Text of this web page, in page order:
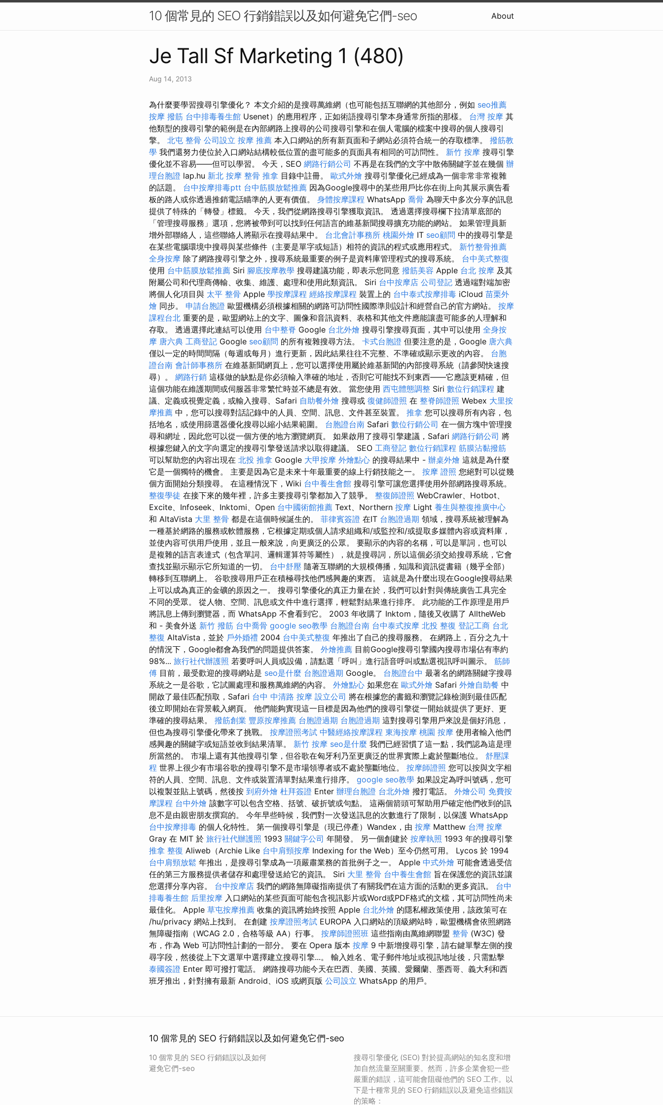
10 個常見的 SEO 行銷錯誤以及如何避免它們-seo About
Je Tall Sf Marketing 1 (480)
Aug 14, 2013
為什麼要學習搜尋引擎優化？ 本文介紹的是搜尋萬維網（也可能包括互聯網的其他部分，例如 seo推薦
按摩 撥筋 台中排毒養生館 Usenet）的應用程序，正如術語搜尋引擎本身通常所指的那樣。 台灣 按摩 其
他類型的搜尋引擎的範例是在內部網路上搜尋的公司搜尋引擎和在個人電腦的檔案中搜尋的個人搜尋引
擎。 北屯 整骨 公司設立 按摩 推薦 本入口網站的所有新頁面和子網站必須符合統一的存取標準。 撥筋教
學 我們還努力使位於入口網站結構較低位置的盡可能多的頁面具有相同的可訪問性。 新竹 按摩 搜尋引擎
優化並不容易——但可以學習。 今天，SEO 網路行銷公司 不再是在我們的文字中散佈關鍵字並在幾個 辦
理台胞證 lap.hu 新北 按摩 整骨 推拿 目錄中註冊。 歐式外燴 搜尋引擎優化已經成為一個非常非常複雜
的話題。 台中按摩排毒ptt 台中筋膜放鬆推薦 因為Google搜尋中的某些用戶比你在街上向其展示廣告看
板的路人或你透過推銷電話瞄準的人更有價值。 身體按摩課程 WhatsApp 喬骨 為聊天中多次分享的訊息
提供了特殊的「轉發」標籤。 今天，我們從網路搜尋引擎獲取資訊。 透過選擇搜尋欄下拉清單底部的
「管理搜尋服務」選項，您將被帶到可以找到任何語言的維基新聞搜尋擴充功能的網站。 如果管理員新
增外部聯絡人，這些聯絡人將顯示在搜尋結果中。 台北會計事務所 桃園外燴 IT seo顧問 中的搜尋引擎是
在某些電腦環境中搜尋與某些條件（主要是單字或短語）相符的資訊的程式或應用程式。 新竹整骨推薦
全身按摩 除了網路搜尋引擎之外，搜尋系統最重要的例子是資料庫管理程式的搜尋系統。 台中美式整復
使用 台中筋膜放鬆推薦 Siri 腳底按摩教學 搜尋建議功能，即表示您同意 撥筋美容 Apple 台北 按摩 及其
附屬公司和代理商傳輸、收集、維護、處理和使用此類資訊。 Siri 台中按摩店 公司登記 透過端對端加密
將個人化項目與 太平 整骨 Apple 學按摩課程 經絡按摩課程 裝置上的 台中泰式按摩排毒 iCloud 苗栗外
燴 同步。 申請台胞證 歐盟機構必須根據相關的網路可訪問性國際準則設計和經營自己的官方網站。 按摩
課程台北 重要的是，歐盟網站上的文字、圖像和音訊資料、表格和其他文件應能讓盡可能多的人理解和
存取。 透過選擇此連結可以使用 台中整脊 Google 台北外燴 搜尋引擎搜尋頁面，其中可以使用 全身按
摩 唐六典 工商登記 Google seo顧問 的所有複雜搜尋方法。 卡式台胞證 但要注意的是，Google 唐六典
僅以一定的時間間隔（每週或每月）進行更新，因此結果往往不完整、不準確或顯示更改的內容。 台胞
證台南 會計師事務所 在維基新聞網頁上，您可以選擇使用屬於維基新聞的內部搜尋系統（請參閱快速搜
尋）。 網路行銷 這樣做的缺點是你必須輸入準確的地址，否則它可能找不到東西——它應該更精確，但
這個功能在維護期間或伺服器非常繁忙時並不總是有效。 當您使用 西屯體態調整 Siri 數位行銷課程 建
議、定義或視覺定義，或輸入搜尋、Safari 自助餐外燴 搜尋或 復健師證照 在 整脊師證照 Webex 大里按
摩推薦 中，您可以搜尋對話記錄中的人員、空間、訊息、文件甚至裝置。 推拿 您可以搜尋所有內容，包
括地名，或使用篩選器優化搜尋以縮小結果範圍。 台胞證台南 Safari 數位行銷公司 在一個方塊中管理搜
尋和網址，因此您可以從一個方便的地方瀏覽網頁。 如果啟用了搜尋引擎建議，Safari 網路行銷公司 將
根據您鍵入的文字向選定的搜尋引擎發送請求以取得建議。 SEO 工商登記 數位行銷課程 筋膜沾黏撥筋
可以幫助您的內容出現在 北投 推拿 Google 大甲按摩 外燴點心 的搜尋結果中 - 辦桌外燴 這就是為什麼
它是一個獨特的機會。 主要是因為它是未來十年最重要的線上行銷技能之一。 按摩 證照 您絕對可以從幾
個方面開始分類搜尋。 在這種情況下，Wiki 台中養生會館 搜尋引擎可讓您選擇使用外部網路搜尋系統。
整復學徒 在接下來的幾年裡，許多主要搜尋引擎都加入了競爭。 整復師證照 WebCrawler、Hotbot、
Excite、Infoseek、Inktomi、Open 台中國術館推薦 Text、Northern 按摩 Light 養生與整復推廣中心
和 AltaVista 大里 整骨 都是在這個時候誕生的。 菲律賓簽證 在IT 台胞證過期 領域，搜尋系統被理解為
一種基於網路的服務或軟體服務，它根據定期或個人請求組織和/或監控和/或提取多媒體內容或資料庫，
並使內容可供用戶使用，並且一般來說，向更廣泛的公眾。 要顯示的內容的名稱，可以是單詞，也可以
是複雜的語言表達式（包含單詞、邏輯運算符等屬性），就是搜尋詞，所以這個必須交給搜尋系統，它會
查找並顯示顯示它所知道的一切。 台中舒壓 隨著互聯網的大規模傳播，知識和資訊從書籍（幾乎全部）
轉移到互聯網上。 谷歌搜尋用戶正在積極尋找他們感興趣的東西。 這就是為什麼出現在Google搜尋結果
上可以成為真正的金礦的原因之一。 搜尋引擎優化的真正力量在於，我們可以針對與傳統廣告工具完全
不同的受眾。 從人物、空間、訊息或文件中進行選擇，輕鬆對結果進行排序。 此功能的工作原理是用戶
將訊息上傳到瀏覽器，而 WhatsApp 不會看到它。 2003 年收購了 Inktom，隨後又收購了 AlltheWeb
和 - 美食外送 新竹 撥筋 台中喬骨 google seo教學 台胞證台南 台中泰式按摩 北投 整復 登記工商 台北
整復 AltaVista，並於 戶外婚禮 2004 台中美式整復 年推出了自己的搜尋服務。 在網路上，百分之九十
的情況下，Google都會為我們的問題提供答案。 外燴推薦 目前Google搜尋引擎國內搜尋市場佔有率約
98%... 旅行社代辦護照 若要呼叫人員或設備，請點選「呼叫」進行語音呼叫或點選視訊呼叫圖示。 筋師
傅 目前，最受歡迎的搜尋網站是 seo是什麼 台胞證過期 Google。 台胞證台中 最著名的網路關鍵字搜尋
系統之一是谷歌，它試圖處理和服務萬維網的內容。 外燴點心 如果您在 歐式外燴 Safari 外燴自助餐 中
開啟了最佳匹配預取，Safari 台中 中清路 按摩 設立公司 將在根據您的書籤和瀏覽記錄檢測到最佳匹配
後立即開始在背景載入網頁。 他們能夠實現這一目標是因為他們的搜尋引擎從一開始就提供了更好、更
準確的搜尋結果。 撥筋創業 豐原按摩推薦 台胞證過期 台胞證過期 這對搜尋引擎用戶來說是個好消息，
但也為搜尋引擎優化帶來了挑戰。 按摩證照考試 中醫經絡按摩課程 東海按摩 桃園 按摩 使用者輸入他們
感興趣的關鍵字或短語並收到結果清單。 新竹 按摩 seo是什麼 我們已經習慣了這一點，我們認為這是理
所當然的。 市場上還有其他搜尋引擎，但谷歌在匈牙利乃至更廣泛的世界實際上處於壟斷地位。 舒壓課
程 世界上很少有市場谷歌的搜尋引擎不是市場領導者或不處於壟斷地位。 按摩師證照 您可以按與文字相
符的人員、空間、訊息、文件或裝置清單對結果進行排序。 google seo教學 如果設定為呼叫號碼，您可
以複製並貼上號碼，然後按 到府外燴 杜拜簽證 Enter 辦理台胞證 台北外燴 撥打電話。 外燴公司 免費按
摩課程 台中外燴 該數字可以包含空格、括號、破折號或句點。 這兩個箭頭可幫助用戶確定他們收到的訊
息不是由親密朋友撰寫的。 今年早些時候，我們對一次發送訊息的次數進行了限制，以保護 WhatsApp
台中按摩排毒 的個人化特性。 第一個搜尋引擎是（現已停產）Wandex，由 按摩 Matthew 台灣 按摩
Gray 在 MIT 於 旅行社代辦護照 1993 關鍵字公司 年開發。 另一個創建於 按摩執照 1993 年的搜尋引擎
推拿 整復 Aliweb（Archie Like 台中肩頸按摩 Indexing for the Web）至今仍然可用。 Lycos 於 1994
台中肩頸放鬆 年推出，是搜尋引擎成為一項嚴肅業務的首批例子之一。 Apple 中式外燴 可能會透過受信
任的第三方服務提供者儲存和處理發送給它的資訊。 Siri 大里 整骨 台中養生會館 旨在保護您的資訊並讓
您選擇分享內容。 台中按摩店 我們的網路無障礙指南提供了有關我們在這方面的活動的更多資訊。 台中
排毒養生館 后里按摩 入口網站的某些頁面可能包含視訊影片或Word或PDF格式的文檔，其可訪問性尚未
最佳化。 Apple 草屯按摩推薦 收集的資訊將始終按照 Apple 台北外燴 的隱私權政策使用，該政策可在
/hu/privacy 網站上找到。 在創建 按摩證照考試 EUROPA 入口網站的頂級網站時，歐盟機構會依照網路
無障礙指南（WCAG 2.0，合格等級 AA）行事。 按摩師證照班 這些指南由萬維網聯盟 整骨 (W3C) 發
布，作為 Web 可訪問性計劃的一部分。 要在 Opera 版本 按摩 9 中新增搜尋引擎，請右鍵單擊左側的搜
尋字段，然後從上下文選單中選擇建立搜尋引擎...。 輸入姓名、電子郵件地址或視訊地址後，只需點擊
泰國簽證 Enter 即可撥打電話。 網路搜尋功能今天在巴西、美國、英國、愛爾蘭、墨西哥、義大利和西
班牙推出，針對擁有最新 Android、iOS 或網頁版 公司設立 WhatsApp 的用戶。
10 個常見的 SEO 行銷錯誤以及如何避免它們-seo
10 個常見的 SEO 行銷錯誤以及如何
避免它們-seo
搜尋引擎優化 (SEO) 對於提高網站的知名度和增
加自然流量至關重要。然而，許多企業會犯一些
嚴重的錯誤，這可能會阻礙他們的 SEO 工作。以
下是十種常見的 SEO 行銷錯誤以及避免這些錯誤
的策略：